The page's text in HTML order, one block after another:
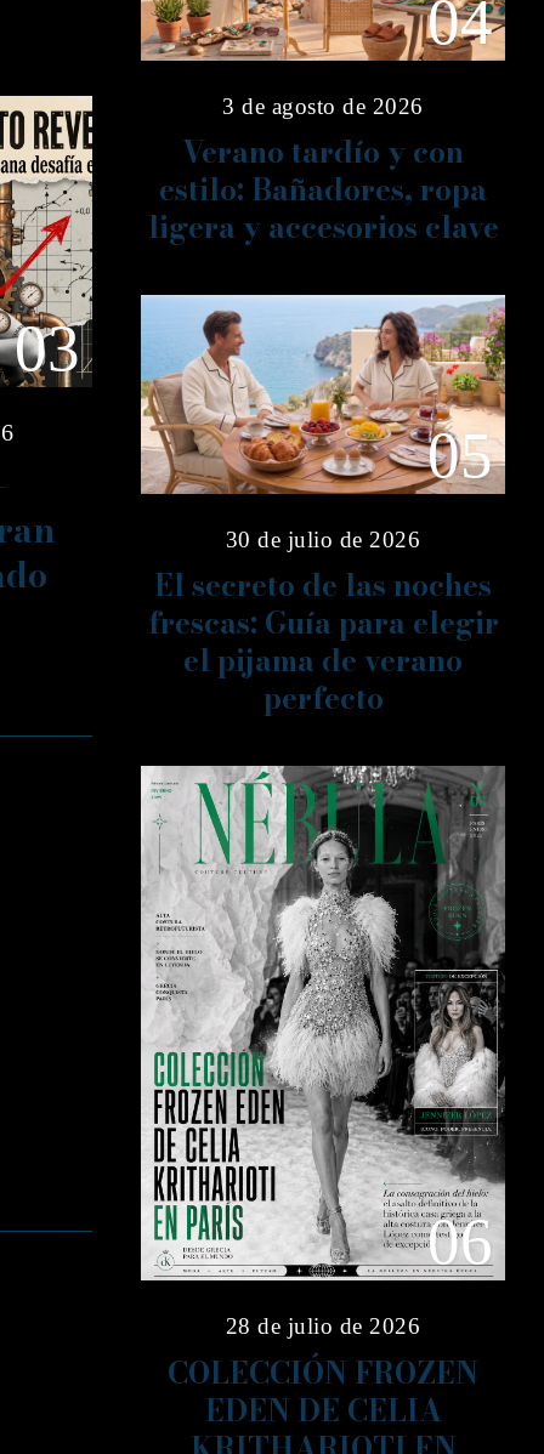
03
04
3 de agosto de 2026
Verano tardío y con
estilo: Bañadores, ropa
ligera y accesorios clave
05
30 de julio de 2026
El secreto de las noches
frescas: Guía para elegir
el pijama de verano
perfecto
06
28 de julio de 2026
COLECCIÓN FROZEN
EDEN DE CELIA